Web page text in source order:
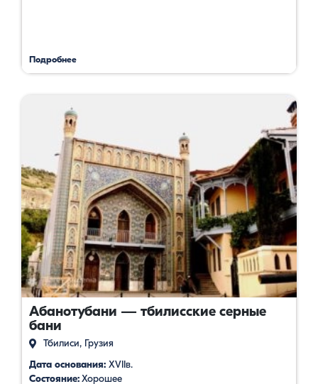
Подробнее
Абанотубани — тбилисские серные
бани
Тбилиси, Грузия
Дата основания: XVIIв.
Состояние:Хорошее